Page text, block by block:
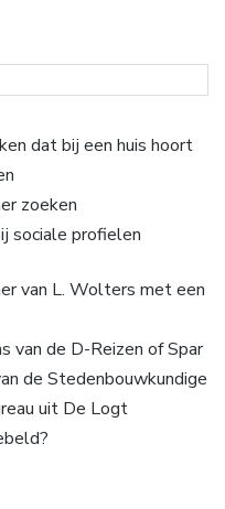
dat bij een huis hoort
zoeken
sociale profielen
van L. Wolters met een
van de D-Reizen of Spar
de Stedenbouwkundige
uit De Logt